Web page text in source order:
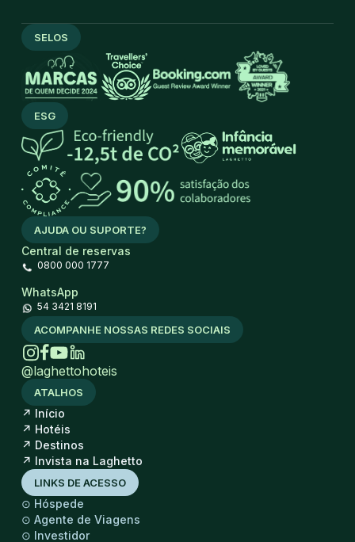
AJUDA OU SUPORTE?
Central de reservas
0800 000 1777
WhatsApp
54 3421 8191
SELOS
ESG
ACOMPANHE NOSSAS REDES SOCIAIS
@laghettohoteis
ATALHOS
↗ Início
↗ Hotéis
↗ Destinos
↗ Invista na Laghetto
LINKS DE ACESSO
⊙ Hóspede
⊙ Agente de Viagens
⊙ Investidor